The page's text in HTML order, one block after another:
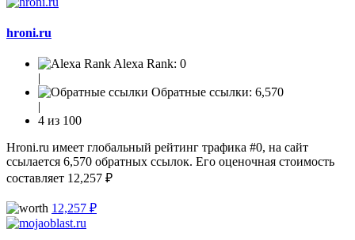
hroni.ru
Alexa Rank: 0
|
Обратные ссылки: 6,570
|
4 из 100
Hroni.ru имеет глобальный рейтинг трафика #0, на сайт
ссылается 6,570 обратных ссылок. Его оценочная стоимость
составляет 12,257 ₽
12,257 ₽